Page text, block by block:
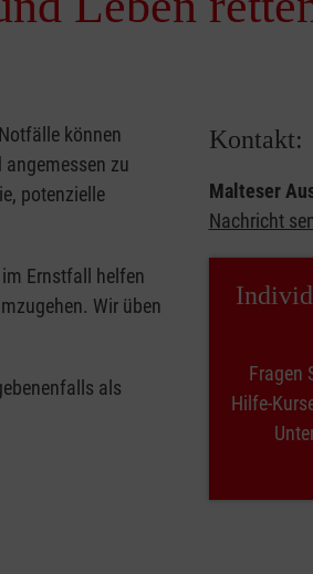
können
zu
potenzielle
Ernstfall helfen
Wir üben
als
Kontakt:
Malteser
Nachricht
Fragen
Hilfe-